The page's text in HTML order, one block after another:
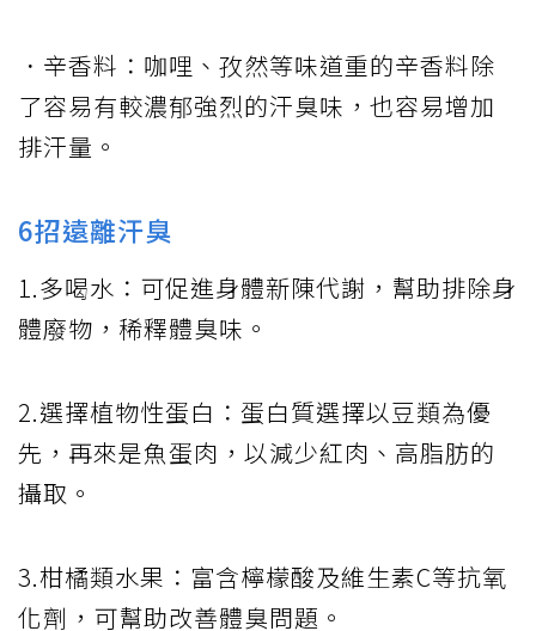
．辛香料：咖哩、孜然等味道重的辛香料除
了容易有較濃郁強烈的汗臭味，也容易增加
排汗量。
6招遠離汗臭
1.多喝水：可促進身體新陳代謝，幫助排除身
體廢物，稀釋體臭味。
2.選擇植物性蛋白：蛋白質選擇以豆類為優
先，再來是魚蛋肉，以減少紅肉、高脂肪的
攝取。
3.柑橘類水果：富含檸檬酸及維生素C等抗氧
化劑，可幫助改善體臭問題。